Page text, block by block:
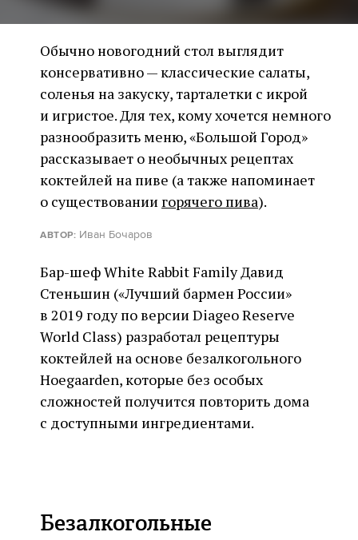
Обычно новогодний стол выглядит
консервативно — классические салаты,
соленья на закуску, тарталетки с икрой
и игристое. Для тех, кому хочется немного
разнообразить меню, «Большой Город»
рассказывает о необычных рецептах
коктейлей на пиве (а также напоминает
о существовании горячего пива).
АВТОР: Иван Бочаров
Бар-шеф White Rabbit Family Давид
Стеньшин («Лучший бармен России»
в 2019 году по версии Diageo Reserve
World Class) разработал рецептуры
коктейлей на основе безалкогольного
Hoegaarden, которые без особых
сложностей получится повторить дома
с доступными ингредиентами.
Безалкогольные